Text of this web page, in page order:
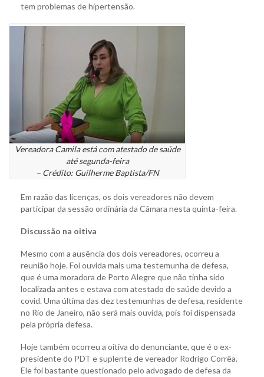
tem problemas de hipertensão.
Vereadora Camila está com atestado de saúde
até segunda-feira
– Crédito: Guilherme Baptista/FN
Em razão das licenças, os dois vereadores não devem
participar da sessão ordinária da Câmara nesta quinta-feira.
Discussão na oitiva
Mesmo com a ausência dos dois vereadores, ocorreu a
reunião hoje. Foi ouvida mais uma testemunha de defesa,
que é uma moradora de Porto Alegre que não tinha sido
localizada antes e estava com atestado de saúde devido a
covid. Uma última das dez testemunhas de defesa, residente
no Rio de Janeiro, não será mais ouvida, pois foi dispensada
pela própria defesa.
Hoje também ocorreu a oitiva do denunciante, que é o ex-
presidente do PDT e suplente de vereador Rodrigo Corrêa.
Ele foi bastante questionado pelo advogado de defesa da